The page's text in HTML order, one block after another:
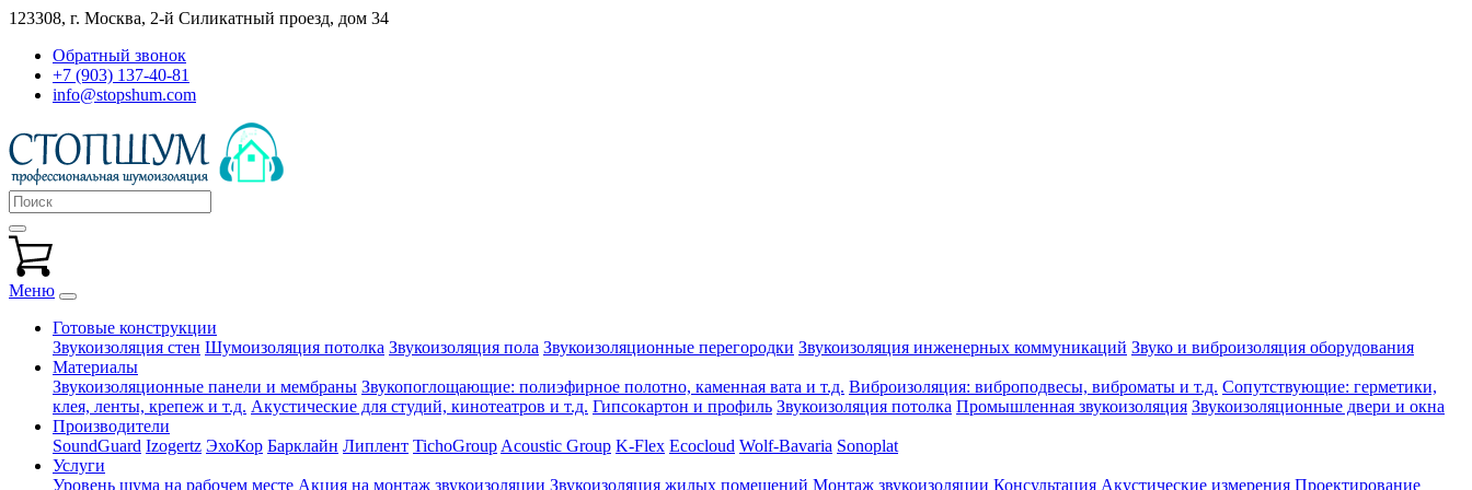
123308, г. Москва, 2-й Силикатный проезд, дом 34
Обратный звонок
+7 (903) 137-40-81
info@stopshum.com
Меню
Готовые конструкции
Звукоизоляция стен Шумоизоляция потолка Звукоизоляция пола Звукоизоляционные перегородки Звукоизоляция инженерных коммуникаций Звуко и виброизоляция оборудования
Материалы
Звукоизоляционные панели и мембраны Звукопоглощающие: полиэфирное полотно, каменная вата и т.д. Виброизоляция: виброподвесы, виброматы и т.д. Сопутствующие: герметики,
клея, ленты, крепеж и т.д. Акустические для студий, кинотеатров и т.д. Гипсокартон и профиль Звукоизоляция потолка Промышленная звукоизоляция Звукоизоляционные двери и окна
Производители
SoundGuard Izogertz ЭхоКор Барклайн Липлент TichoGroup Acoustic Group K-Flex Ecocloud Wolf-Bavaria Sonoplat
Услуги
Уровень шума на рабочем месте Акция на монтаж звукоизоляции Звукоизоляция жилых помещений Монтаж звукоизоляции Консультация Акустические измерения Проектирование